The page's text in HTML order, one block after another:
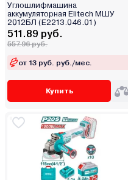
Углошлифмашина
аккумуляторная Elitech МШУ
2012БЛ (E2213.046.01)
511.89 руб.
557.96 руб.
от 13 руб. руб./мес.
Купить